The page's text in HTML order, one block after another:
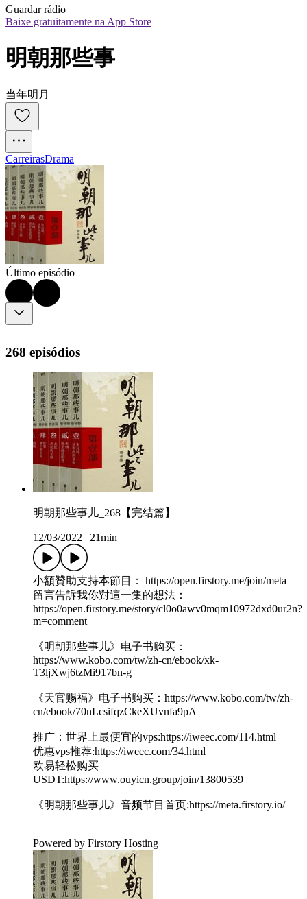
Guardar rádio
Baixe gratuitamente na App Store
明朝那些事
当年明月
CarreirasDrama
Último episódio
268 episódios
明朝那些事儿_268【完结篇】
12/03/2022 21min
小額贊助支持本節目： https://open.firstory.me/join/meta
留言告訴我你對這一集的想法：
https://open.firstory.me/story/cl0o0awv0mqm10972dxd0ur2n?
m=comment
《明朝那些事儿》电子书购买：
https://www.kobo.com/tw/zh-cn/ebook/xk-
T3ljXwj6tzMi917bn-g
《天官赐福》电子书购买：https://www.kobo.com/tw/zh-
cn/ebook/70nLcsifqzCkeXUvnfa9pA
推广：世界上最便宜的vps:https://iweec.com/114.html
优惠vps推荐:https://iweec.com/34.html
欧易轻松购买
USDT:https://www.ouyicn.group/join/13800539
《明朝那些事儿》音频节目首页:https://meta.firstory.io/
Powered by Firstory Hosting